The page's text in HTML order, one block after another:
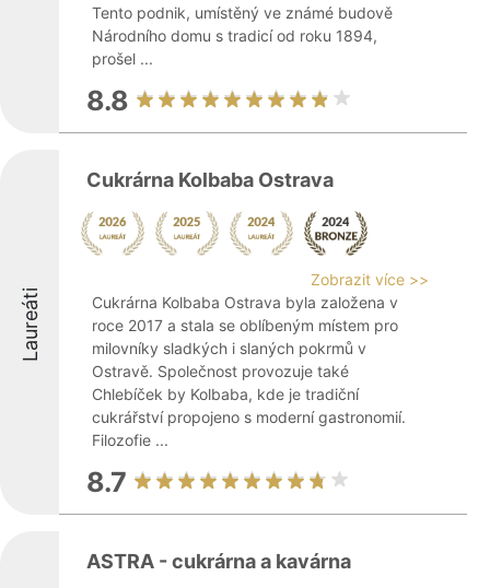
Tento podnik, umístěný ve známé budově
Národního domu s tradicí od roku 1894,
prošel ...
8.8
Laureáti
Cukrárna Kolbaba Ostrava
Zobrazit více >>
Cukrárna Kolbaba Ostrava byla založena v
roce 2017 a stala se oblíbeným místem pro
milovníky sladkých i slaných pokrmů v
Ostravě. Společnost provozuje také
Chlebíček by Kolbaba, kde je tradiční
cukrářství propojeno s moderní gastronomií.
Filozofie ...
8.7
ASTRA - cukrárna a kavárna